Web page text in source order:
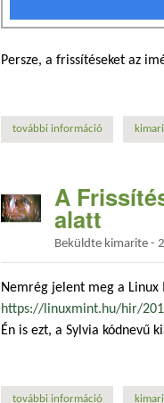
Persze, a frissítéseket az
további információmegérkezett
A
alatt
Beküldte kimarite -
Nemrég jelent meg a Linux
https://linuxmint.hu/hir/
Én is ezt, a Sylvia kódnevű
további információa